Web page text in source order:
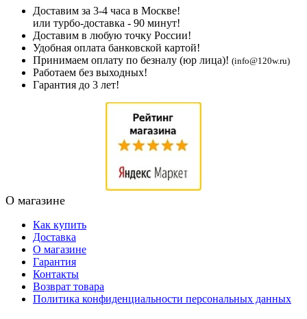
Доставим за 3-4 часа в Москве!
или турбо-доставка - 90 минут!
Доставим в любую точку России!
Удобная оплата банковской картой!
Принимаем оплату по безналу (юр лица)! (info@120w.ru)
Работаем без выходных!
Гарантия до 3 лет!
О магазине
Как купить
Доставка
О магазине
Гарантия
Контакты
Возврат товара
Политика конфиденциальности персональных данных